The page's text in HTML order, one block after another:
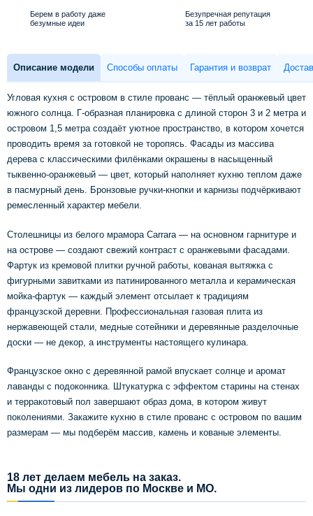
Берем в работу даже
безумные идеи
Безупречная репутация
за 15 лет работы
Описание модели Способы оплаты Гарантия и возврат
Угловая кухня с островом в стиле прованс — тёплый оранжевый цвет
южного солнца. Г-образная планировка с длиной сторон 3 и 2 метра и
островом 1,5 метра создаёт уютное пространство, в котором хочется
проводить время за готовкой не торопясь. Фасады из массива
дерева с классическими филёнками окрашены в насыщенный
тыквенно-оранжевый — цвет, который наполняет кухню теплом даже
в пасмурный день. Бронзовые ручки-кнопки и карнизы подчёркивают
ремесленный характер мебели.
Столешницы из белого мрамора Carrara — на основном гарнитуре и
на острове — создают свежий контраст с оранжевыми фасадами.
Фартук из кремовой плитки ручной работы, кованая вытяжка с
фигурными завитками из патинированного металла и керамическая
мойка-фартук — каждый элемент отсылает к традициям
французской деревни. Профессиональная газовая плита из
нержавеющей стали, медные сотейники и деревянные разделочные
доски — не декор, а инструменты настоящего кулинара.
Французское окно с деревянной рамой впускает солнце и аромат
лаванды с подоконника. Штукатурка с эффектом старины на стенах
и терракотовый пол завершают образ дома, в котором живут
поколениями. Закажите кухню в стиле прованс с островом по вашим
размерам — мы подберём массив, камень и кованые элементы.
18 лет делаем мебель на заказ.
Мы одни из лидеров по Москве и МО.